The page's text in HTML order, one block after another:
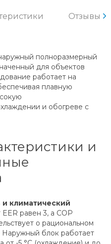
Отзывы
полноразмерный
для объектов
работает на
плавную
и обогреве с
и
климатический
равен 3, а COP
о рациональном
Наружный блок работает